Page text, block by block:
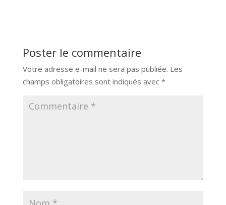
Poster le commentaire
Votre adresse e-mail ne sera pas publiée. Les
champs obligatoires sont indiqués avec *